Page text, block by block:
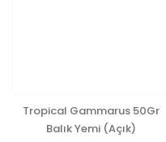
Tropical Gammarus 50Gr
Balık Yemi (Açık)